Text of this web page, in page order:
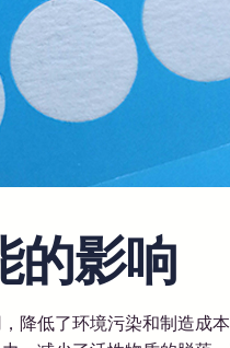
的影响
低了环境污染和制造成